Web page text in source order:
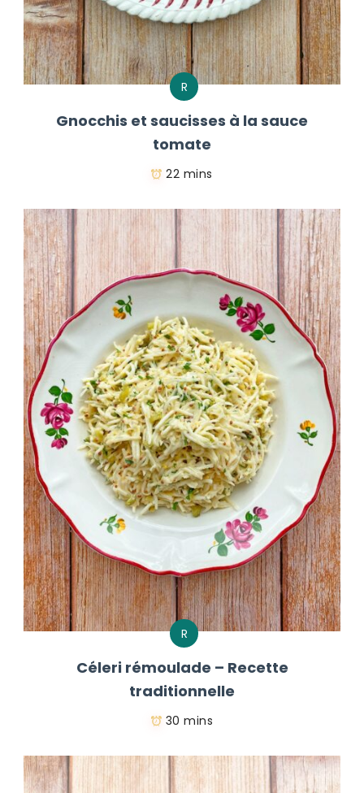
R
Gnocchis et saucisses à la sauce
tomate
22 mins
R
Céleri rémoulade – Recette
traditionnelle
30 mins